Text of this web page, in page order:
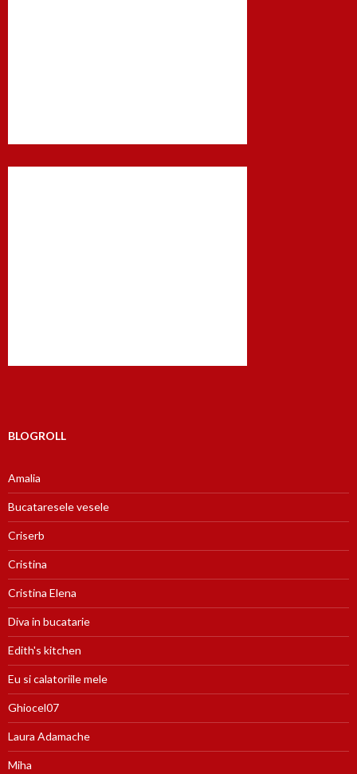
BLOGROLL
Amalia
Bucataresele vesele
Criserb
Cristina
Cristina Elena
Diva in bucatarie
Edith's kitchen
Eu si calatoriile mele
Ghiocel07
Laura Adamache
Miha